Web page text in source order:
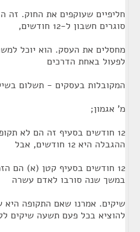
חליפיים שעוקפים את החוק. זה
סוגרים חשבון ל-12 חודשים,
מחסלים את העסק. הוא יוכל
לפעול באחת הדרכים
המקובלות בעסקים - תשלום
מ' אגמון;
12 חודשים בסעיף זה הם לא
ההגבלה היא 12 חודשים, אבל
12 חודשים בסעיף קטן (א) הם
במשך שנה סורבו לאדם עשרה
שיקים. אמרנו שאם התקופה
להוציא בכל פעם תשעה שיקים